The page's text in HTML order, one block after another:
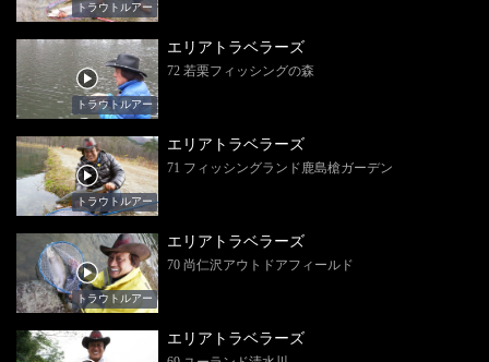
トラウトルアー
トラウトルアー
エリアトラベラーズ
72 若栗フィッシングの森
トラウトルアー
エリアトラベラーズ
71 フィッシングランド鹿島槍ガーデン
トラウトルアー
エリアトラベラーズ
70 尚仁沢アウトドアフィールド
エリアトラベラーズ